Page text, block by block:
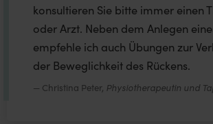
konsultieren Sie bitte immer einen
oder Arzt. Neben dem Anlegen
empfehle ich auch Übungen zur
der Beweglichkeit des Rückens.
Christina Peter, Physiotherapeutin und